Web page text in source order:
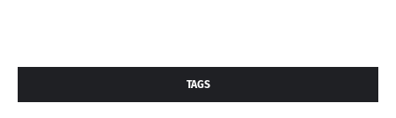
TAGS